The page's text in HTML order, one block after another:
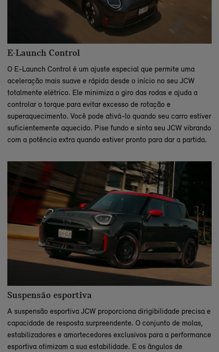
E-Launch Control
O E-Launch Control é um ajuste especial que permite uma
aceleração mais suave e rápida desde o início no seu JCW
totalmente elétrico. Ele minimiza o giro das rodas e ajuda a
controlar o torque para evitar excesso de rotação e
superaquecimento. Você pode ativá-lo quando seu carro estiver
suficientemente aquecido. Pise fundo e sinta seu JCW vibrando
com a potência extra quando estiver pronto para dar a partida.
Suspensão esportiva
A suspensão esportiva JCW proporciona dirigibilidade precisa e
capacidade de resposta surpreendente. O conjunto de molas,
estabilizadores e amortecedores exclusivos para a performance
esportiva otimizam a sua estabilidade. E os ângulos de